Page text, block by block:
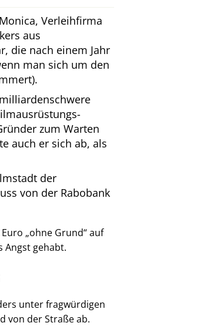
Verleihfirma
aus
die nach einem Jahr
man sich um den
milliardenschwere
zum Warten
auch er sich ab, als
der
von der Rabobank
ohne Grund auf
Angst gehabt.
unter fragwürdigen
von der Straße ab.